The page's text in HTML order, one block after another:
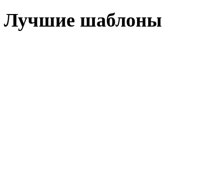
Лучшие шаблоны